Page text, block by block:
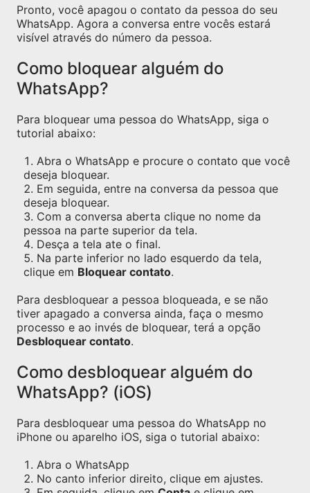
Pronto, você apagou o contato da pessoa do seu
WhatsApp. Agora a conversa entre vocês estará
visível através do número da pessoa.
Como bloquear alguém do
WhatsApp?
Para bloquear uma pessoa do WhatsApp, siga o
tutorial abaixo:
Abra o WhatsApp e procure o contato que você
deseja bloquear.
Em seguida, entre na conversa da pessoa que
deseja bloquear.
Com a conversa aberta clique no nome da
pessoa na parte superior da tela.
Desça a tela ate o final.
Na parte inferior no lado esquerdo da tela,
clique em Bloquear contato.
Para desbloquear a pessoa bloqueada, e se não
tiver apagado a conversa ainda, faça o mesmo
processo e ao invés de bloquear, terá a opção
Desbloquear contato.
Como desbloquear alguém do
WhatsApp? (iOS)
Para desbloquear uma pessoa do WhatsApp no
iPhone ou aparelho iOS, siga o tutorial abaixo:
Abra o WhatsApp
No canto inferior direito, clique em ajustes.